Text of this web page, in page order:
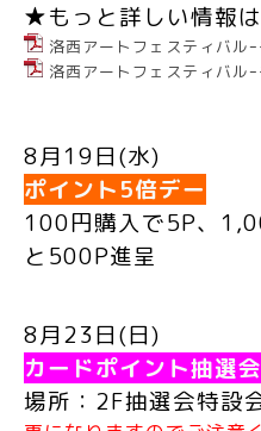
★もっと詳しい情報
洛西アートフェスティバル
洛西アートフェスティバル
8月 19日(水)
ポイント5倍デー
100円購入で5P、
と500P進呈
8月23日(日)
カードポイント抽選会
場所： 2F抽選会特設